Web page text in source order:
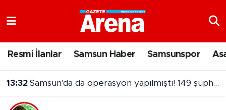
Resmi İlanlar Samsun Haber Samsunspor
13:32 Samsun'da da operasyon yapılmıştı! 149 şüpheliye dava
Samsun Namaz Vakitleri